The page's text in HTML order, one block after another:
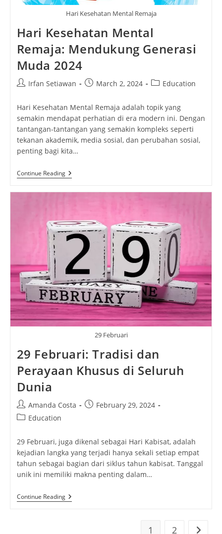
Hari Kesehatan Mental Remaja
Hari Kesehatan Mental
Remaja: Mendukung Generasi
Muda 2024
PostIrfan Setiawan
PostMarch 2, 2024
PostEducation
Hari Kesehatan Mental Remaja adalah topik yang
semakin mendapat perhatian di era modern ini. Dengan
tantangan-tantangan yang semakin kompleks seperti
tekanan akademik, media sosial, dan perubahan sosial,
penting bagi kita…
Continue ReadingHari
Kesehatan
Muda
2024
29 Februari
29 Februari: Tradisi dan
Perayaan Khusus di Seluruh
Dunia
Post
author:
Amanda Costa
PostFebruary 29, 2024
PostEducation
29 Februari, juga dikenal sebagai Hari Kabisat, adalah
kejadian langka yang terjadi hanya sekali setiap empat
tahun sebagai bagian dari siklus tahun kabisat. Tanggal
unik ini memiliki makna penting dalam…
Continue Reading29
Februari:
1 2 Go to